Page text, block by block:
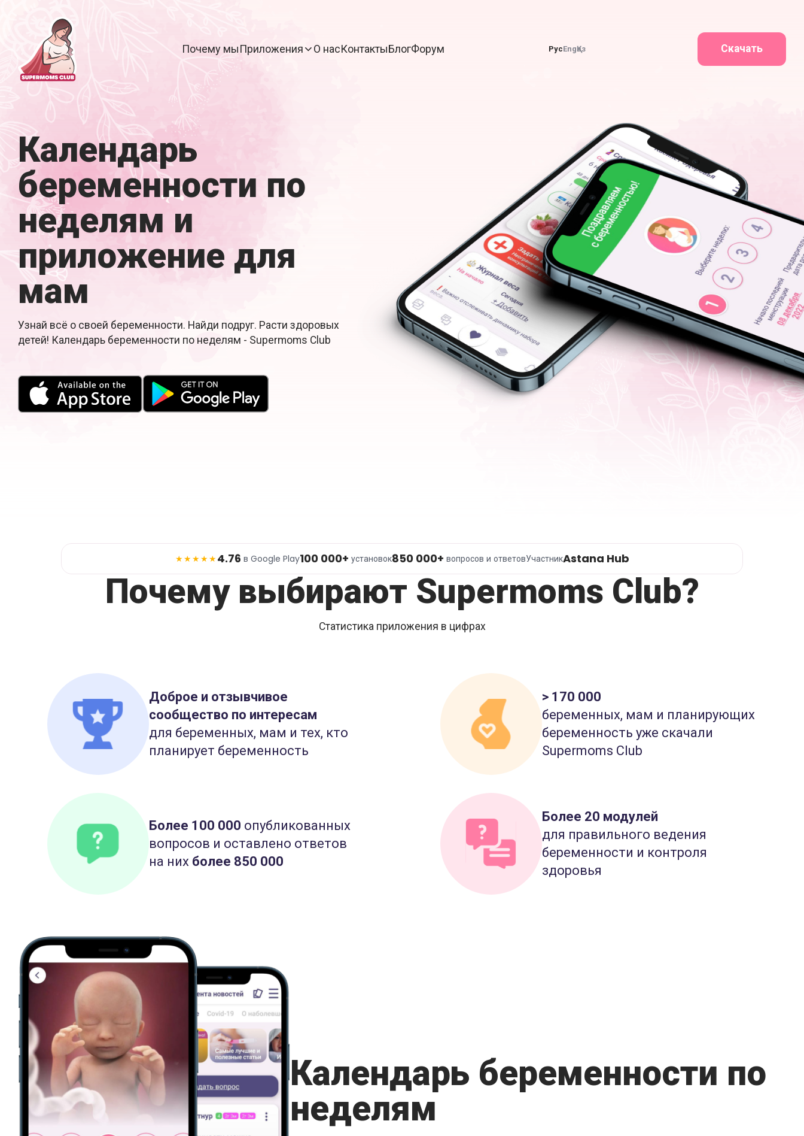
Почему мыПриложения О насКонтактыБлогФорум РусEngҚаз Скачать
Календарь
беременности по
неделям и
приложение для
мам
Узнай всё о своей беременности. Найди подруг. Расти здоровых
детей! Календарь беременности по неделям - Supermoms Club
★★★★★4.76 в Google Play100 000+ установок850 000+ вопросов и ответовУчастникAstana Hub
Почему выбирают Supermoms Club?
Статистика приложения в цифрах
Доброе и отзывчивое
сообщество по интересам
для беременных, мам и тех, кто
планирует беременность
> 170 000
беременных, мам и планирующих
беременность уже скачали
Supermoms Club
Более 100 000 опубликованных
вопросов и оставлено ответов
на них более 850 000
Более 20 модулей
для правильного ведения
беременности и контроля
здоровья
Календарь беременности по
неделям